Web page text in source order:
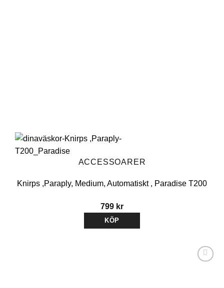
ACCESSOARER
Knirps ,Paraply, Medium, Automatiskt , Paradise T200
799 kr
KÖP